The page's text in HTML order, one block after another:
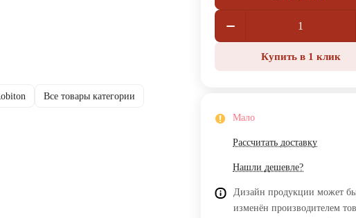
Все товары категории
Купить в 1 клик
Мало
Рассчитать доставку
Нашли дешевле?
Дизайн продукции может
изменён производителем